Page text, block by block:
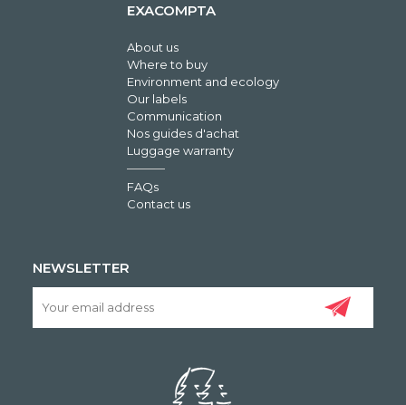
EXACOMPTA
About us
Where to buy
Environment and ecology
Our labels
Communication
Nos guides d'achat
Luggage warranty
FAQs
Contact us
NEWSLETTER